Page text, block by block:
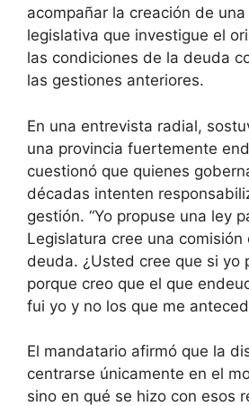
acompañar la creación de
legislativa que investigue el
las condiciones de la deuda
las gestiones anteriores.
En una entrevista radial,
una provincia fuertemente
cuestionó que quienes
décadas intenten
gestión. “Yo propuse una ley
Legislatura cree una comisión
deuda. ¿Usted cree que si yo
porque creo que el que
fui yo y no los que me
El mandatario afirmó que la
centrarse únicamente en el
sino en qué se hizo con esos